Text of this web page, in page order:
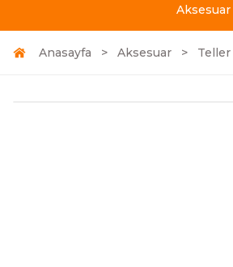
Aksesuar
Anasayfa Aksesuar Teller